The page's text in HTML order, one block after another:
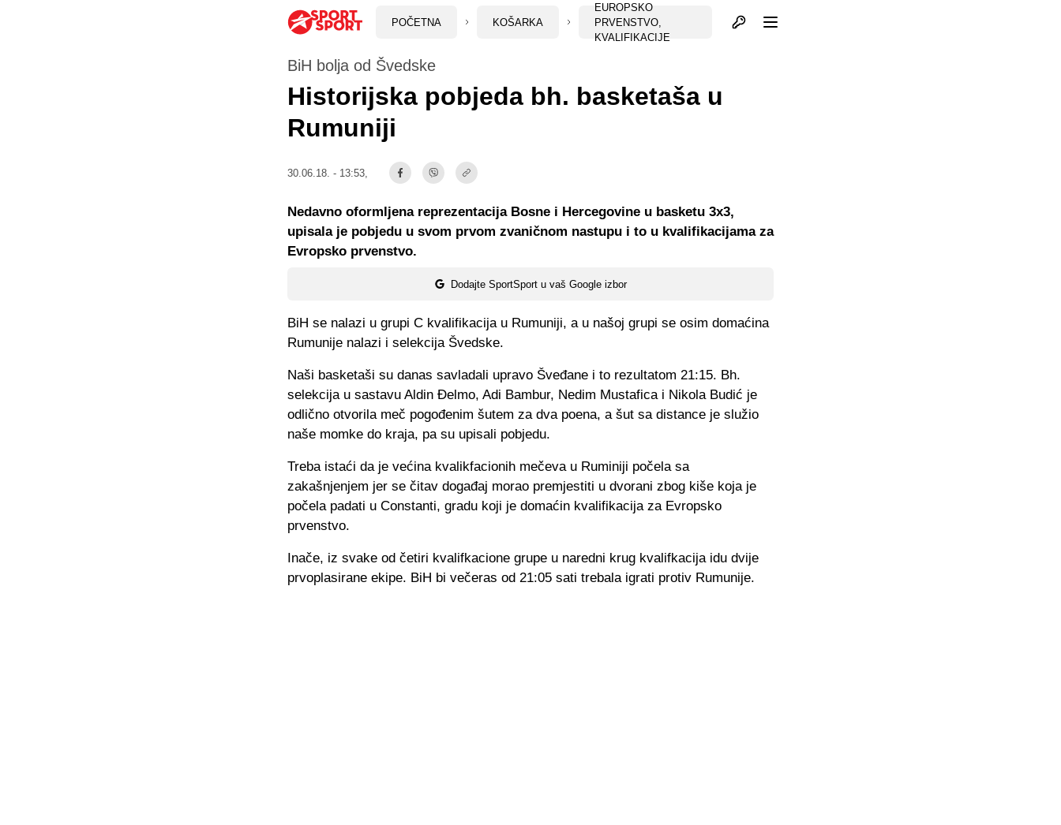
POČETNA KOŠARKA
EUROPSKO
PRVENSTVO,
KVALIFIKACIJE
Otvori profil
BiH bolja od Švedske
Historijska pobjeda bh. basketaša u
Rumuniji
30.06.18. - 13:53,
Dodajte SportSport u vaš Google izbor
Nedavno oformljena reprezentacija Bosne i Hercegovine u basketu 3x3,
upisala je pobjedu u svom prvom zvaničnom nastupu i to u kvalifikacijama za
Evropsko prvenstvo.
BiH se nalazi u grupi C kvalifikacija u Rumuniji, a u našoj grupi se osim domaćina
Rumunije nalazi i selekcija Švedske.
Naši basketaši su danas savladali upravo Šveđane i to rezultatom 21:15. Bh.
selekcija u sastavu Aldin Đelmo, Adi Bambur, Nedim Mustafica i Nikola Budić je
odlično otvorila meč pogođenim šutem za dva poena, a šut sa distance je služio
naše momke do kraja, pa su upisali pobjedu.
Treba istaći da je većina kvalikfacionih mečeva u Ruminiji počela sa
zakašnjenjem jer se čitav događaj morao premjestiti u dvorani zbog kiše koja je
počela padati u Constanti, gradu koji je domaćin kvalifikacija za Evropsko
prvenstvo.
Inače, iz svake od četiri kvalifkacione grupe u naredni krug kvalifkacija idu dvije
prvoplasirane ekipe. BiH bi večeras od 21:05 sati trebala igrati protiv Rumunije.